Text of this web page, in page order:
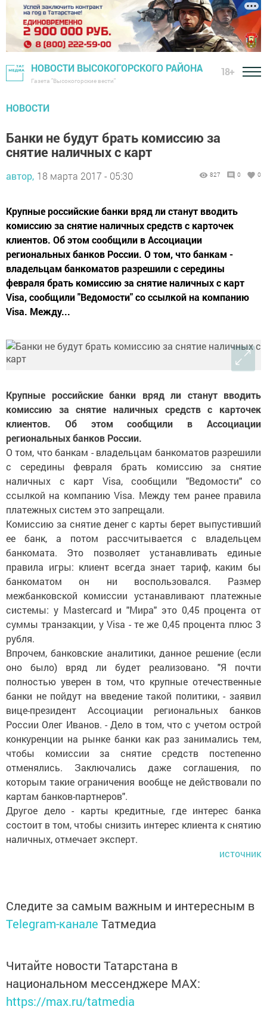
НОВОСТИ ВЫСОКОГОРСКОГО РАЙОНА
Газета "Высокогорские вести"
18+
НОВОСТИ
Банки не будут брать комиссию за
снятие наличных с карт
автор, 18 марта 2017 - 05:30 827 0 0
Крупные российские банки вряд ли станут вводить
комиссию за снятие наличных средств с карточек
клиентов. Об этом сообщили в Ассоциации
региональных банков России. О том, что банкам -
владельцам банкоматов разрешили с середины
февраля брать комиссию за снятие наличных с карт
Visa, сообщили "Ведомости" со ссылкой на компанию
Visa. Между...
Крупные российские банки вряд ли станут вводить
комиссию за снятие наличных средств с карточек
клиентов. Об этом сообщили в Ассоциации
региональных банков России.
О том, что банкам - владельцам банкоматов разрешили
с середины февраля брать комиссию за снятие
наличных с карт Visa, сообщили "Ведомости" со
ссылкой на компанию Visa. Между тем ранее правила
платежных систем это запрещали.
Комиссию за снятие денег с карты берет выпустивший
ее банк, а потом рассчитывается с владельцем
банкомата. Это позволяет устанавливать единые
правила игры: клиент всегда знает тариф, каким бы
банкоматом он ни воспользовался. Размер
межбанковской комиссии устанавливают платежные
системы: у Mastercard и "Мира" это 0,45 процента от
суммы транзакции, у Visa - те же 0,45 процента плюс 3
рубля.
Впрочем, банковские аналитики, данное решение (если
оно было) вряд ли будет реализовано. "Я почти
полностью уверен в том, что крупные отечественные
банки не пойдут на введение такой политики, - заявил
вице-президент Ассоциации региональных банков
России Олег Иванов. - Дело в том, что с учетом острой
конкуренции на рынке банки как раз занимались тем,
чтобы комиссии за снятие средств постепенно
отменялись. Заключались даже соглашения, по
которым такие ограничения вообще не действовали по
картам банков-партнеров".
Другое дело - карты кредитные, где интерес банка
состоит в том, чтобы снизить интерес клиента к снятию
наличных, отмечает эксперт.
источник
Следите за самым важным и интересным в
Telegram-канале Татмедиа
Читайте новости Татарстана в
национальном мессенджере MАХ:
https://max.ru/tatmedia